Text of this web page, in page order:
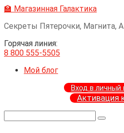
Перейти
контенту
🏫 Магазинная Галактика
Секреты Пятерочки, Магнита,
Горячая линия:
8 800 555-5505
Мой блог
Вход в личный
Активация